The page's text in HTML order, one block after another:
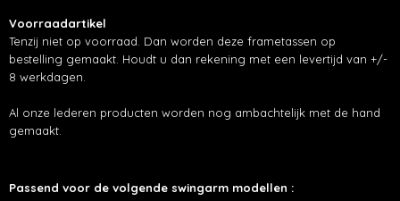
Voorraadartikel
Tenzij niet op voorraad. Dan worden deze frametassen op
bestelling gemaakt. Houdt u dan rekening met een levertijd van +/-
8 werkdagen.
Al onze lederen producten worden nog ambachtelijk met de hand
gemaakt.
Passend voor de volgende swingarm modellen :